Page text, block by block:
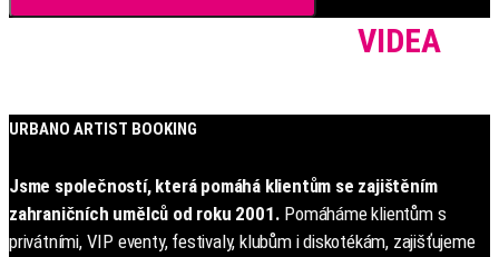
VIDEA
URBANO ARTIST BOOKING
Jsme společností, která pomáhá klientům se zajištěním
zahraničních umělců od roku 2001. Pomáháme klientům s
privátními, VIP eventy, festivaly, klubům i diskotékám, zajišťujeme